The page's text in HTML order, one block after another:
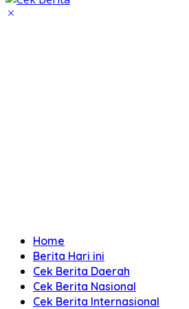
Home
Berita Hari ini
Cek Berita Daerah
Cek Berita Nasional
Cek Berita Internasional